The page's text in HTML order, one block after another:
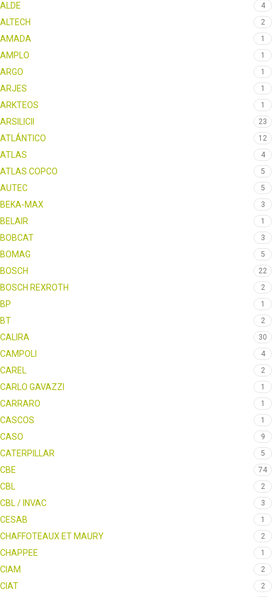
ALDE 4
ALTECH 2
AMADA 1
AMPLO 1
ARGO 1
ARJES 1
ARKTEOS 1
ARSILICII 23
ATLÁNTICO 12
ATLAS 4
ATLAS COPCO 5
AUTEC 5
BEKA-MAX 3
BELAIR 1
BOBCAT 3
BOMAG 5
BOSCH 22
BOSCH REXROTH 2
BP 1
BT 2
CALIRA 30
CAMPOLI 4
CAREL 2
CARLO GAVAZZI 1
CARRARO 1
CASCOS 1
CASO 9
CATERPILLAR 5
CBE 74
CBL 2
CBL / INVAC 3
CESAB 1
CHAFFOTEAUX ET MAURY 2
CHAPPEE 1
CIAM 2
CIAT 2